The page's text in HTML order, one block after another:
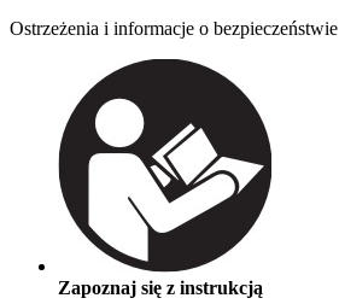
Ostrzeżenia i informacje o bezpieczeństwie
Zapoznaj się z instrukcją